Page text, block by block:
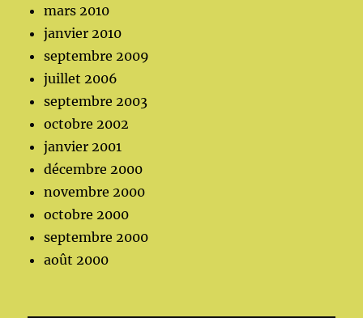
mars 2010
janvier 2010
septembre 2009
juillet 2006
septembre 2003
octobre 2002
janvier 2001
décembre 2000
novembre 2000
octobre 2000
septembre 2000
août 2000